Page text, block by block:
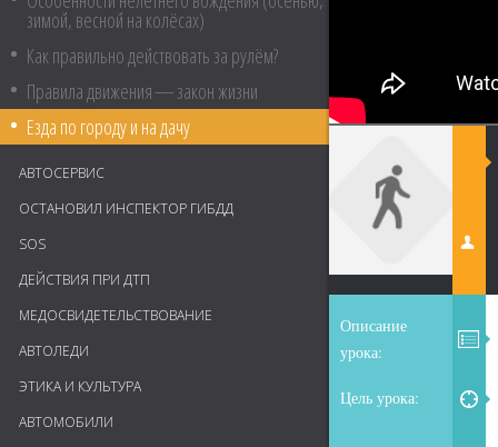
зимой, весной на колёсах)
Как правильно действовать за рулём?
Правила движения — закон жизни
Езда по городу и на дачу
АВТОСЕРВИС
ОСТАНОВИЛ ИНСПЕКТОР ГИБДД
SOS
ДЕЙСТВИЯ ПРИ ДТП
МЕДОСВИДЕТЕЛЬСТВОВАНИЕ
АВТОЛЕДИ
ЭТИКА И КУЛЬТУРА
АВТОМОБИЛИ
Описание
урока:
Цель урока: